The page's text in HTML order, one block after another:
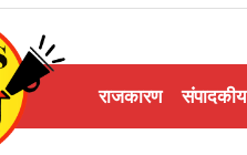
राजकारण संपादकीय